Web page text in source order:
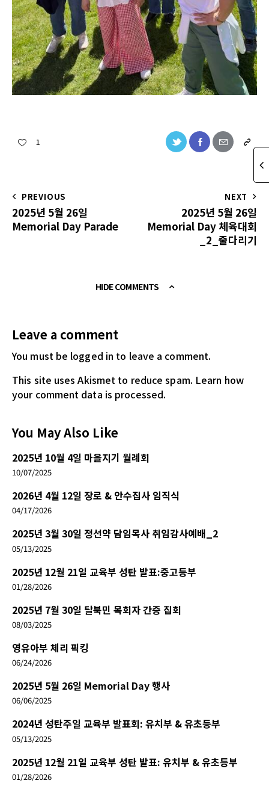
1
PREVIOUS
2025년 5월 26일
Memorial Day Parade
NEXT
2025년 5월 26일
Memorial Day 체육대회
_2_줄다리기
HIDE COMMENTS
Leave a comment
You must be logged in to leave a comment.
This site uses Akismet to reduce spam. Learn how
your comment data is processed.
You May Also Like
2025년 10월 4일 마을지기 월례회
10/07/2025
2026년 4월 12일 장로 & 안수집사 임직식
04/17/2026
2025년 3월 30일 정선약 담임목사 취임감사예배_2
05/13/2025
2025년 12월 21일 교육부 성탄 발표:중고등부
01/28/2026
2025년 7월 30일 탈북민 목회자 간증 집회
08/03/2025
영유아부 체리 픽킹
06/24/2026
2025년 5월 26일 Memorial Day 행사
06/06/2025
2024년 성탄주일 교육부 발표회: 유치부 & 유초등부
05/13/2025
2025년 12월 21일 교육부 성탄 발표: 유치부 & 유초등부
01/28/2026